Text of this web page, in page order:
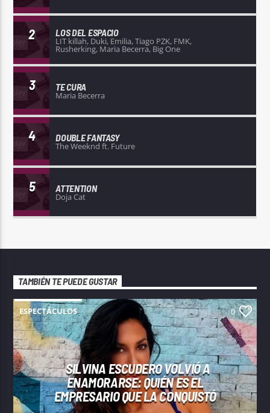
2 LOS DEL ESPACIO
LIT killah, Duki, Emilia, Tiago PZK, FMK,
Rusherking, Maria Becerra, Big One
3 TE CURA
Maria Becerra
4 DOUBLE FANTASY
The Weeknd ft. Future
5 ATTENTION
Doja Cat
TAMBIÉN TE PUEDE GUSTAR
ESPECTÁCULOS 0
SILVINA ESCUDERO VOLVIÓ A
ENAMORARSE: QUIÉN ES EL
EMPRESARIO QUE LA CONQUISTÓ